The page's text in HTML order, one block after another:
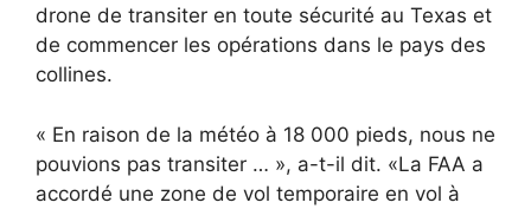
drone de transiter en toute sécurité au Texas et
de commencer les opérations dans le pays des
collines.
« En raison de la météo à 18 000 pieds, nous ne
pouvions pas transiter … », a-t-il dit. «La FAA a
accordé une zone de vol temporaire en vol à